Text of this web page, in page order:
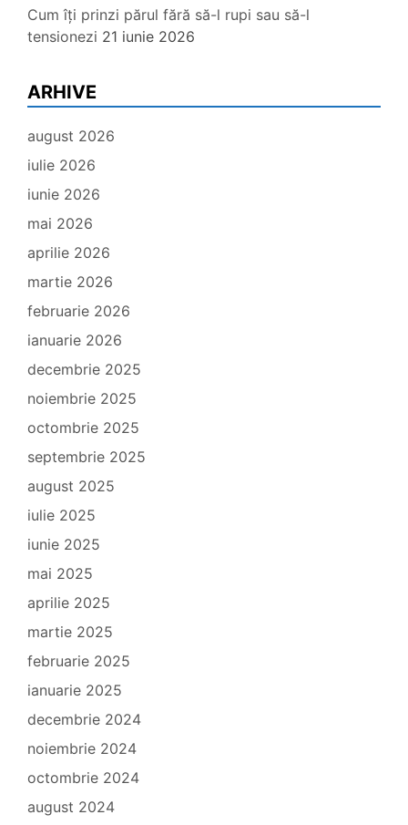
Cum îți prinzi părul fără să-l rupi sau să-l
tensionezi 21 iunie 2026
ARHIVE
august 2026
iulie 2026
iunie 2026
mai 2026
aprilie 2026
martie 2026
februarie 2026
ianuarie 2026
decembrie 2025
noiembrie 2025
octombrie 2025
septembrie 2025
august 2025
iulie 2025
iunie 2025
mai 2025
aprilie 2025
martie 2025
februarie 2025
ianuarie 2025
decembrie 2024
noiembrie 2024
octombrie 2024
august 2024